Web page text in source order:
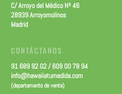
C/ Arroyo del Médico Nº 46
28939 Arroyomolinos
Madrid
CONTÁCTANOS
91 689 92 02 / 609 00 78 94
info@hawaiiatumedida.com
(departamento de venta)